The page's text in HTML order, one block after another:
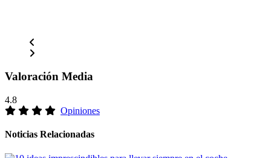
Valoración Media
4.8
Opiniones
Noticias Relacionadas